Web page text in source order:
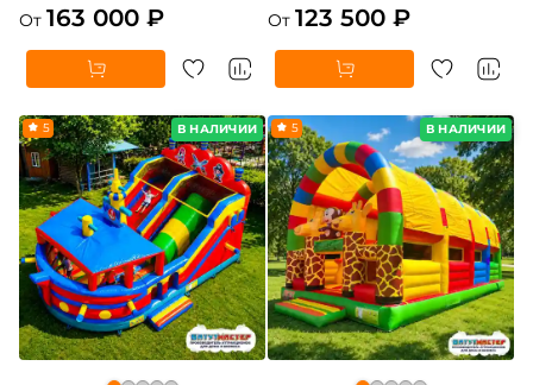
От 163 000 ₽
От 123 500 ₽
В НАЛИЧИИ
5 В НАЛИЧИИ
5